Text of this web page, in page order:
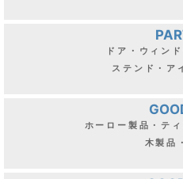
ドア・ウィン
ステンド・ア
ホーロー製品・テ
木製品